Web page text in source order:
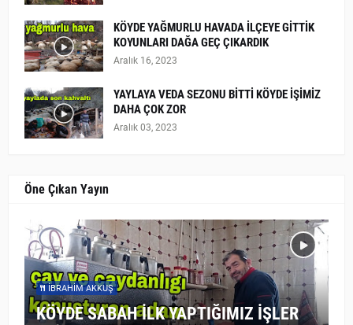
KÖYDE YAĞMURLU HAVADA İLÇEYE GİTTİK
KOYUNLARI DAĞA GEÇ ÇIKARDIK
Aralık 16, 2023
YAYLAYA VEDA SEZONU BİTTİ KÖYDE İŞİMİZ
DAHA ÇOK ZOR
Aralık 03, 2023
Öne Çıkan Yayın
İBRAHIM AKKUŞ
KÖYDE SABAH İLK YAPTIĞIMIZ İŞLER